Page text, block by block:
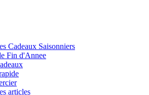
Cadeaux Saisonniers
Fin d'Annee
articles